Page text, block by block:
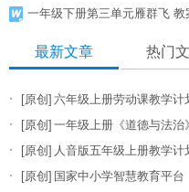
一年级下册第三单元雁群飞 教
最新文章 热门
· [原创] 六年级上册劳动课教学计
· [原创] 一年级上册《道德与法治
· [原创] 人音版五年级上册教学计
· [原创] 国家中小学智慧教育平台